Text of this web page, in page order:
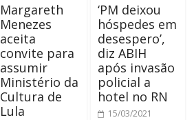
Margareth
Menezes
aceita
convite para
assumir
Ministério da
Cultura de
Lula
‘PM deixou
hóspedes em
desespero’,
diz ABIH
após invasão
policial a
hotel no RN
15/03/2021